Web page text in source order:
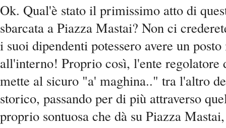
Ok. Qual'è stato il primissimo atto di
sbarcata a Piazza Mastai? Non ci
i suoi dipendenti potessero avere un
all'interno! Proprio così, l'ente regolatore
mette al sicuro "a' maghina.." tra l'altro
storico, passando per di più attraverso
proprio sontuosa che dà su Piazza